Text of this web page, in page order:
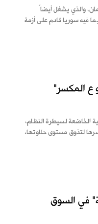
والذي يشغل أيضاً
فيه سوريا قادم على أزمة
الخاضعة لسيطرة النظام،
لتذوق مستوى حلاوتها،
في السوق